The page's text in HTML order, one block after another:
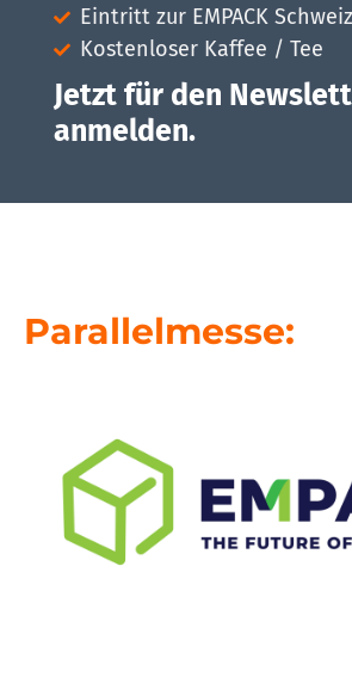
Eintritt zur EMPACK Schweiz
Kostenloser Kaffee / Tee
Jetzt für den
anmelden.
Parallelmesse: